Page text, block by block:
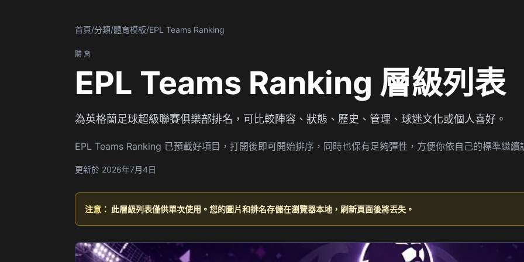
首頁/分類/體育模板/EPL Teams Ranking
體育
EPL Teams Ranking 層級列表
為英格蘭足球超級聯賽俱樂部排名，可比較陣容、狀態、歷史、管理、球迷文化或個人喜好。
EPL Teams Ranking 已預載好項目，打開後即可開始排序，同時也保有足夠彈性，方便你依自己的標準繼續
更新於 2026年7月4日
注意： 此層級列表僅供單次使用。您的圖片和排名存儲在瀏覽器本地，刷新頁面後將丟失。